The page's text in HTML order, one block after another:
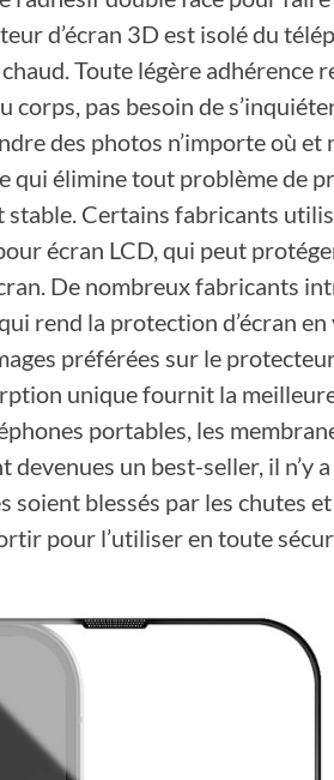
d’écran 3D est isolé du
Toute légère adhérence
pas besoin de
des photos n’importe où et
qui élimine tout problème de
Certains fabricants
écran LCD, qui peut
De nombreux fabricants
rend la protection d’écran
préférées sur le protecteur
unique fournit la
portables, les
un best-seller, il n’y
blessés par les chutes
pour l’utiliser en toute